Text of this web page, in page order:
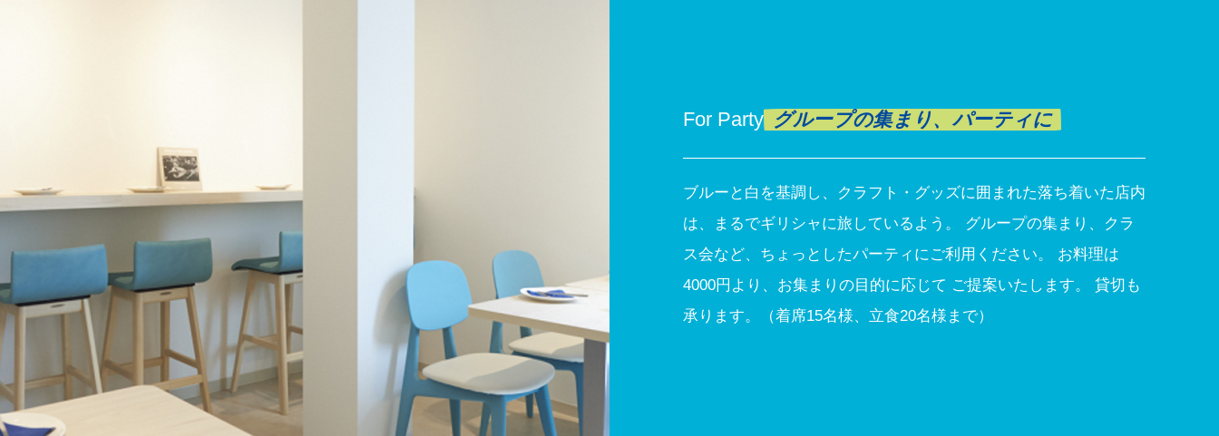
For Party グループの集まり、パーティに
ブルーと白を基調し、クラフト・グッズに囲まれた落ち着いた店内
は、まるでギリシャに旅しているよう。 グループの集まり、クラ
ス会など、ちょっとしたパーティにご利用ください。 お料理は
4000円より、お集まりの目的に応じて ご提案いたします。 貸切も
承ります。（着席15名様、立食20名様まで）